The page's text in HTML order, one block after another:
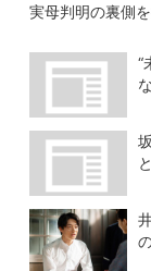
実母判明の裏側
「どういうこと
“